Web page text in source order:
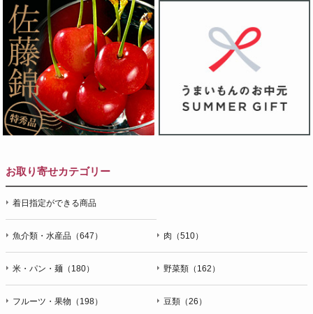
お取り寄せカテゴリー
着日指定ができる商品
魚介類・水産品（647） 肉（510）
米・パン・麺（180） 野菜類（162）
フルーツ・果物（198） 豆類（26）